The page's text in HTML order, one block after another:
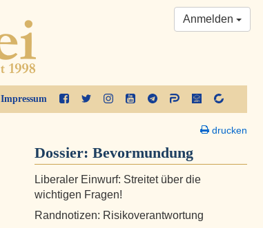
Impressum
Anmelden
drucken
Dossier: Bevormundung
Liberaler Einwurf: Streitet über die
wichtigen Fragen!
Randnotizen: Risikoverantwortung